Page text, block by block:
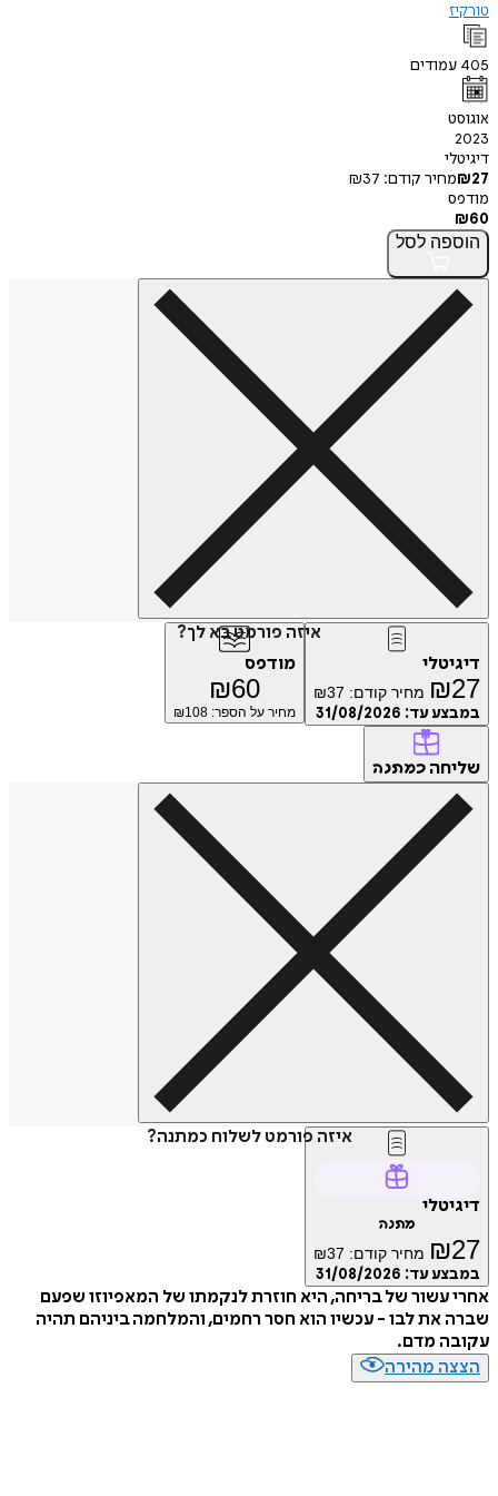
קודם:
₪37
לסל
איזה פורמט בא לך?
₪ מחיר קודם: ₪37
עד:31/08/2026
מודפס
₪
מחיר על הספר: ₪108
כמתנה
איזה פורמט לשלוח כמתנה?
₪ מחיר קודם: ₪37
עד:31/08/2026
עשור של בריחה, היא חוזרת לנקמתו של המאפיוזו שפעם
את לבו - עכשיו הוא חסר רחמים, והמלחמה ביניהם תהיה
מדם.
מהירה